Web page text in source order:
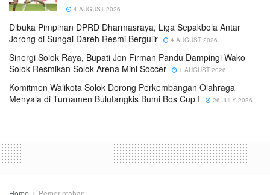
4 AUGUST 2026
Dibuka Pimpinan DPRD Dharmasraya, Liga Sepakbola Antar
Jorong di Sungai Dareh Resmi Bergulir
4 AUGUST 2026
Sinergi Solok Raya, Bupati Jon Firman Pandu Dampingi Wako
Solok Resmikan Solok Arena Mini Soccer
1 AUGUST 2026
Komitmen Walikota Solok Dorong Perkembangan Olahraga
Menyala di Turnamen Bulutangkis Bumi Bos Cup I
26 JULY 2026
Home Pemerintahan